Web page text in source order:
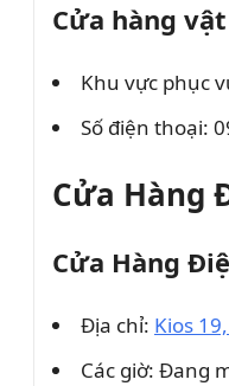
Cửa hàng
Khu vực phục
Số điện thoại:
Cửa Hàng
Cửa Hàng
Địa chỉ: Kios
Các giờ: Đang